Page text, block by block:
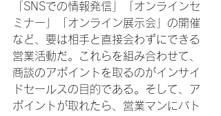
「SNSでの情報発信」「オンラインセ
ミナー」「オンライン展示会」の開催
など、要は相手と直接会わずにできる
営業活動だ。これらを組み合わせて、
商談のアポイントを取るのがインサイ
ドセールスの目的である。そして、ア
ポイントが取れたら、営業マンにバト